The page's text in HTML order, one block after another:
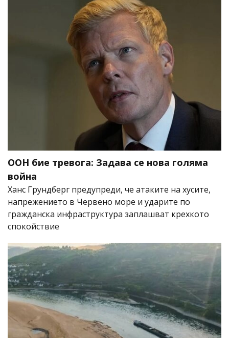
ООН бие тревога: Задава се нова голяма
война
Ханс Грундберг предупреди, че атаките на хусите,
напрежението в Червено море и ударите по
гражданска инфраструктура заплашват крехкото
спокойствие